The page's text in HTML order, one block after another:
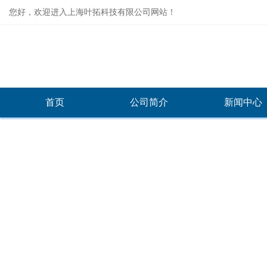
您好，欢迎进入上海叶拓科技有限公司网站！
首页 公司简介 新闻中心